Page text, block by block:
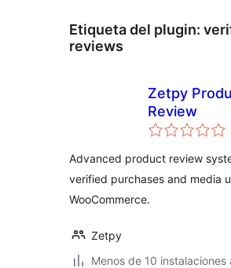
Etiqueta del plugin:
reviews
Zetpy
Review
Advanced product review
verified purchases and media
WooCommerce.
Zetpy
Menos de 10 instalaciones